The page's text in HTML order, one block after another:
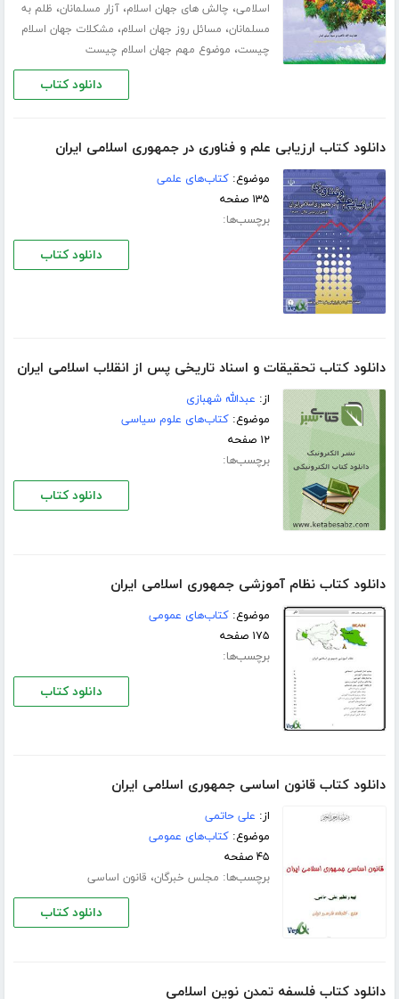
اسلامی، چالش های جهان اسلام،آزار مسلمانان، ظلم به
مسلمانان، مسائل روز جهان اسلام، مشکلات جهان اسلام
چیست، موضوع مهم جهان اسلام چیست
دانلود کتاب
دانلود کتاب ارزیابی علم و فناوری در جمهوری اسلامی ایران
موضوع:کتاب‌های علمی
۱۳۵ صفحه
برچسب‌ها:
دانلود کتاب
دانلود کتاب تحقیقات و اسناد تاریخی پس از انقلاب اسلامی ایران
از: عبدالله شهبازی
موضوع:کتاب‌های علوم سیاسی
۱۲ صفحه
برچسب‌ها:
دانلود کتاب
دانلود کتاب نظام آموزشی جمهوری اسلامی ایران
موضوع:کتاب‌های عمومی
۱۷۵ صفحه
برچسب‌ها:
دانلود کتاب
دانلود کتاب قانون اساسی جمهوری اسلامی ایران
از: علی حاتمی
موضوع:کتاب‌های عمومی
۴۵ صفحه
برچسب‌ها: مجلس خبرگان، قانون اساسی
دانلود کتاب
دانلود کتاب فلسفه تمدن نوین اسلامی